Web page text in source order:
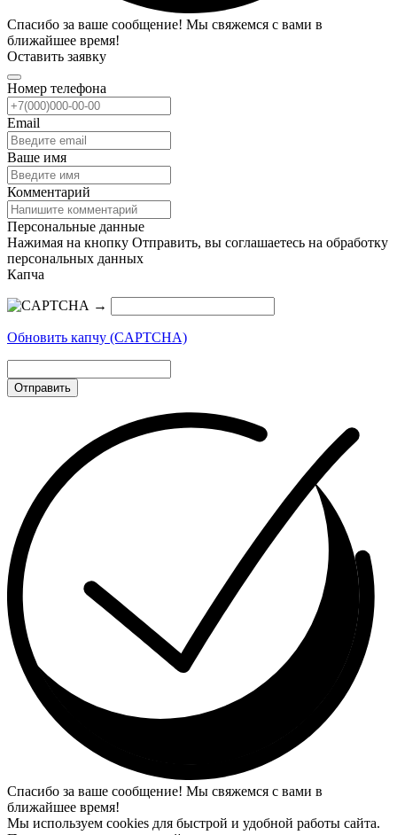
Спасибо за ваше сообщение! Мы свяжемся с вами в
ближайшее время!
Оставить заявку
Номер телефона
Email
Ваше имя
Комментарий
Персональные данные
Нажимая на кнопку Отправить, вы соглашаетесь на обработку
персональных данных
Капча
→
Обновить капчу (CAPTCHA)
Отправить
Спасибо за ваше сообщение! Мы свяжемся с вами в
ближайшее время!
Мы используем cookies для быстрой и удобной работы сайта.